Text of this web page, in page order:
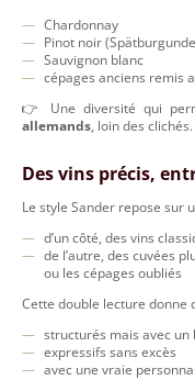
Chardonnay
Pinot noir
Sauvignon blanc
cépages anciens remis
👉 Une diversité qui
allemands, loin des clichés.
Des vins précis,
Le style Sander repose sur
d’un côté, des vins
de l’autre, des cuvées
ou les cépages oubliés
Cette double lecture donne
structurés mais avec un
expressifs sans excès
avec une vraie